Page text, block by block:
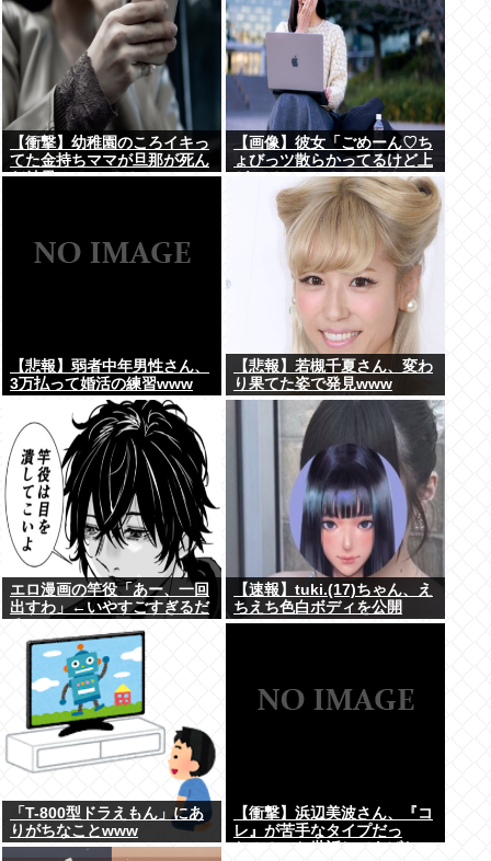
【衝撃】幼稚園のころイキっ
てた金持ちママが旦那が死ん
だ結果･････⇒！！
【画像】彼女「ごめーん♡ち
ょびっツ散らかってるけど上
がって～～～！」⇒！！
【悲報】弱者中年男性さん、
3万払って婚活の練習www
【悲報】若槻千夏さん、変わ
り果てた姿で発見www
エロ漫画の竿役「あー、一回
出すわ」←いやすごすぎるだ
【速報】tuki.(17)ちゃん、え
ちえち色白ボディを公開
www
「T-800型ドラえもん」にあ
りがちなことwww
【衝撃】浜辺美波さん、『コ
レ』が苦手なタイプだっ